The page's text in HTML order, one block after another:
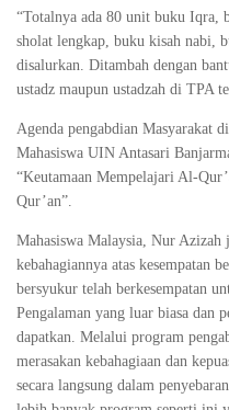
“Totalnya ada 80 unit buku Iqra,
sholat lengkap, buku kisah nabi,
disalurkan. Ditambah dengan
ustadz maupun ustadzah di TPA
Agenda pengabdian Masyarakat
Mahasiswa UIN Antasari
“Keutamaan Mempelajari Al-
Qur’an”.
Mahasiswa Malaysia, Nur Azizah
kebahagiannya atas kesempatan
bersyukur telah berkesempatan
Pengalaman yang luar biasa dan
dapatkan. Melalui program
merasakan kebahagiaan dan
secara langsung dalam